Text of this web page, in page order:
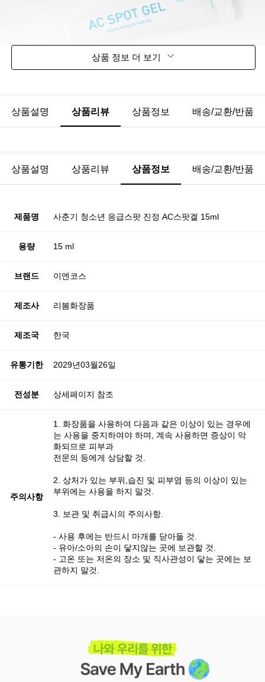
상품 정보 더 보기
상품설명 상품리뷰 상품정보 배송/교환/반품
상품설명 상품리뷰 상품정보 배송/교환/반품
제품명 사춘기 청소년 응급스팟 진정 AC스팟겔 15ml
용량 15 ml
브랜드 이엔코스
제조사 리봄화장품
제조국 한국
유통기한 2029년03월26일
전성분 상세페이지 참조
주의사항
1. 화장품을 사용하여 다음과 같은 이상이 있는 경우에
는 사용을 중지하여야 하며, 계속 사용하면 증상이 악
화되므로 피부과
전문의 등에게 상담할 것.
2. 상처가 있는 부위,습진 및 피부염 등의 이상이 있는
부위에는 사용을 하지 말것.
3. 보관 및 취급시의 주의사항.
- 사용 후에는 반드시 마개를 닫아둘 것.
- 유아/소아의 손이 닿지않는 곳에 보관할 것.
- 고온 또는 저온의 장소 및 직사관성이 닿는 곳에는 보
관하지 말것.